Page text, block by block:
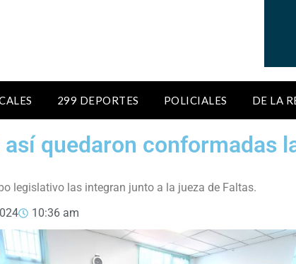
299 DEPORTES POLICIALES DE LA
quedaron conformadas
legislativo las integran junto a la jueza de Faltas.
10:36 am